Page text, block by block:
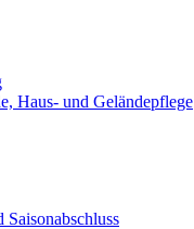
Haus- und Geländepflege